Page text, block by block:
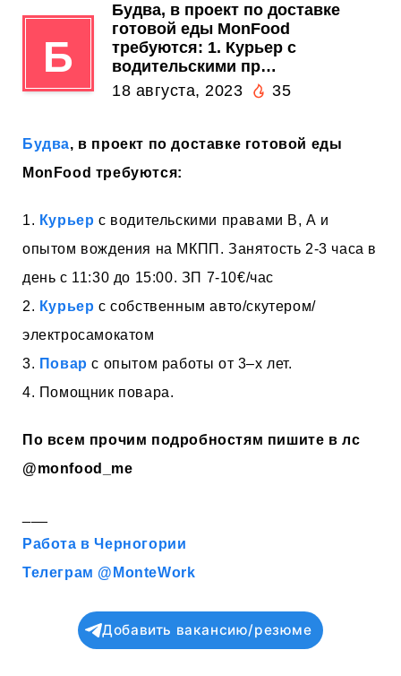
Б
Будва, в проект по доставке
готовой еды MonFood
требуются: 1. Курьер с
водительскими пр…
18 августа, 2023
35
Будва, в проект по доставке готовой еды
MonFood требуются:
1. Курьер с водительскими правами В, А и
опытом вождения на МКПП. Занятость 2-3 часа в
день с 11:30 до 15:00. ЗП 7-10€/час
2. Курьер с собственным авто/скутером/
электросамокатом
3. Повар с опытом работы от 3–х лет.
4. Помощник повара.
По всем прочим подробностям пишите в лс
@monfood_me
Работа в Черногории
Телеграм @MonteWork
Добавить вакансию/резюме